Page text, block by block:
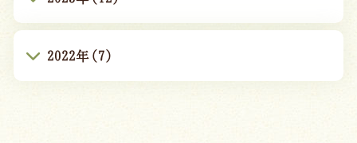
2022年(7)